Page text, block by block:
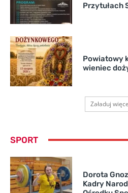
Przytułach
Powiatowy
wieniec
Załaduj
SPORT
Dorota
Kadry